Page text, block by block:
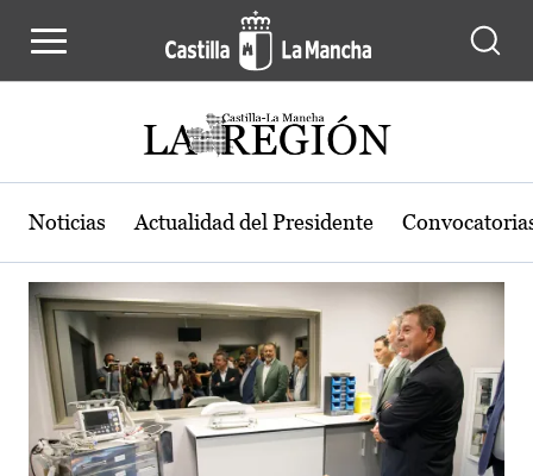
Actualidad de la región de Castilla-
Noticias Actualidad del Presidente